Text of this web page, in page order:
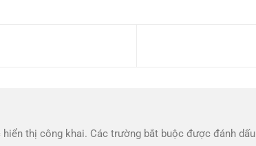
thị công khai. Các trường bắt buộc được đánh dấu